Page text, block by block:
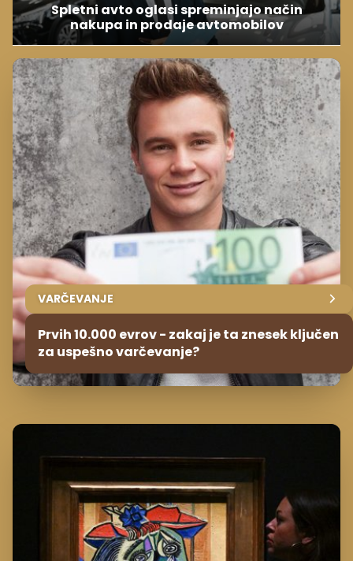
Spletni avto oglasi spreminjajo način
nakupa in prodaje avtomobilov
VARČEVANJE
Prvih 10.000 evrov - zakaj je ta znesek ključen
za uspešno varčevanje?